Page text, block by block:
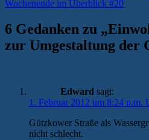
Beitrag:
Wochenende im Überblick #20
6 Gedanken zu „
zur Umgestaltung der
Edward sagt:
1. Februar 2012 um 8:24 p.m.
Gützkower Straße als
nicht schlecht.